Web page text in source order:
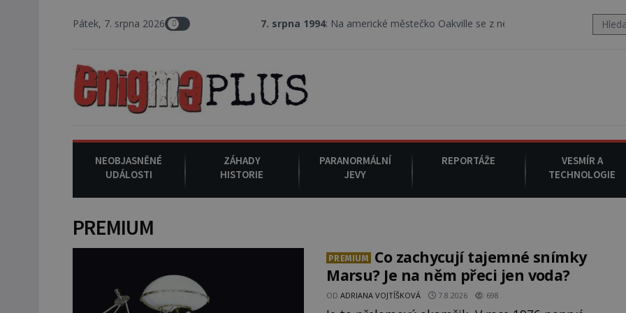
Pátek, 7. srpna 2026 : Na americké městečko Oakville se z nebe snáší podivná rosolovitá látka
NEOBJASNĚNÉ
UDÁLOSTI
ZÁHADY
HISTORIE
PARANORMÁLNÍ
JEVY
REPORTÁŽE
VESMÍR A
TECHNOLOGIE
PREMIUM
PREMIUM
Co zachycují tajemné snímky
Marsu? Je na něm přeci jen voda?
ODADRIANA VOJTÍŠKOVÁ 7.8.2026 698